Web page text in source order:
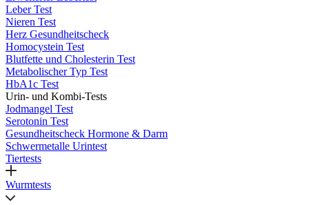
Leber Test
Nieren Test
Herz Gesundheitscheck
Homocystein Test
Blutfette und Cholesterin Test
Metabolischer Typ Test
HbA1c Test
Urin- und Kombi-Tests
Jodmangel Test
Serotonin Test
Gesundheitscheck Hormone & Darm
Schwermetalle Urintest
Tiertests
Wurmtests